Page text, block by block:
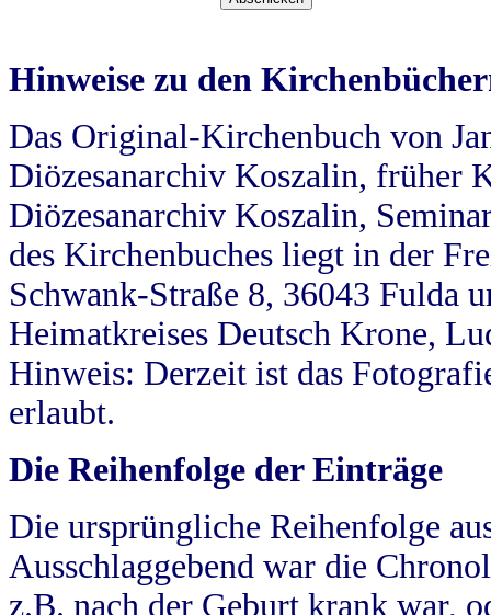
Hinweise zu den
Das Original-Kirchenbuch von
Diözesanarchiv Koszalin, früher
Diözesanarchiv Koszalin,
des Kirchenbuches liegt in der
Schwank-Straße 8, 36043 Fulda
Heimatkreises Deutsch Krone,
Hinweis: Derzeit ist das
erlaubt.
Die Reihenfolge der Einträge
Die ursprüngliche Reihenfolge
Ausschlaggebend war die
z.B. nach der Geburt krank war,